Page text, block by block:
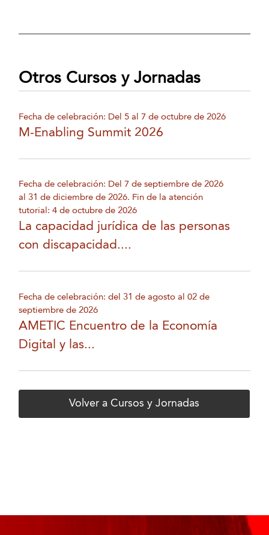
Otros Cursos y Jornadas
Fecha de celebración: Del 5 al 7 de octubre de 2026
M-Enabling Summit 2026
Fecha de celebración: Del 7 de septiembre de 2026
al 31 de diciembre de 2026. Fin de la atención
tutorial: 4 de octubre de 2026
La capacidad jurídica de las personas
con discapacidad....
Fecha de celebración: del 31 de agosto al 02 de
septiembre de 2026
AMETIC Encuentro de la Economía
Digital y las...
Volver a Cursos y Jornadas